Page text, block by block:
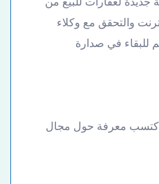
والتحقق مع وكلاء
للبقاء في صدارة
معرفة حول مجال